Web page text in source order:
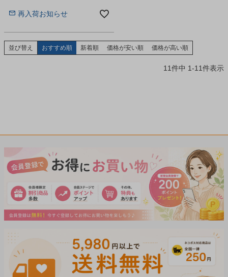
再入荷お知らせ
並び替え おすすめ順 新着順 価格が安い順 価格が高い順
11件中 1-11件表示